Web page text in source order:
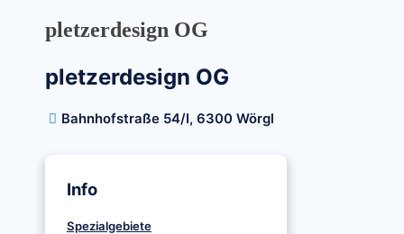
pletzerdesign OG
pletzerdesign OG
Bahnhofstraße 54/I, 6300 Wörgl
Info
Spezialgebiete